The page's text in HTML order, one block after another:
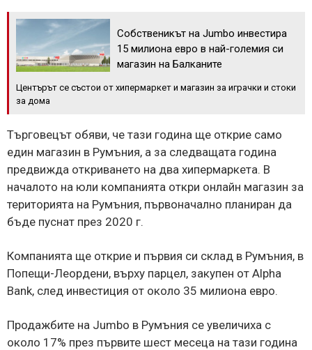
Собственикът на Jumbo инвестира
15 милиона евро в най-големия си
магазин на Балканите
Центърът се състои от хипермаркет и магазин за играчки и стоки
за дома
Търговецът обяви, че тази година ще открие само
един магазин в Румъния, а за следващата година
предвижда откриването на два хипермаркета. В
началото на юли компанията откри онлайн магазин за
територията на Румъния, първоначално планиран да
бъде пуснат през 2020 г.
Компанията ще открие и първия си склад в Румъния, в
Попещи-Леордени, върху парцел, закупен от Alpha
Bank, след инвестиция от около 35 милиона евро.
Продажбите на Jumbo в Румъния се увеличиха с
около 17% през първите шест месеца на тази година